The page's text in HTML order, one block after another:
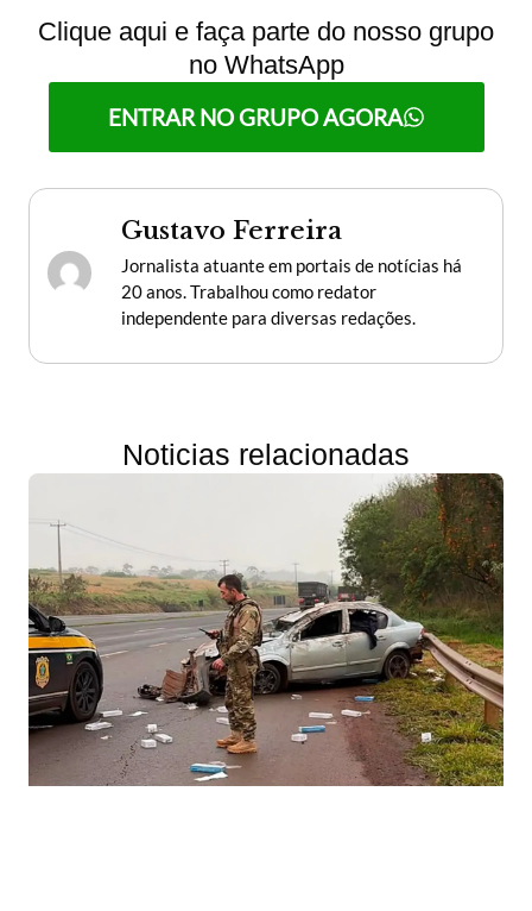
Clique aqui e faça parte do nosso grupo
no WhatsApp
ENTRAR NO GRUPO AGORA
Gustavo Ferreira
Jornalista atuante em portais de notícias há
20 anos. Trabalhou como redator
independente para diversas redações.
Noticias relacionadas